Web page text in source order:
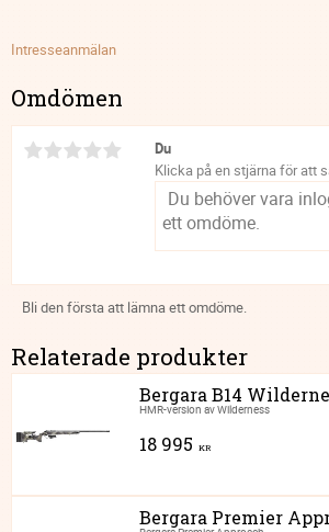
Intresseanmälan
Omdömen
Du
Klicka på en stjärna för att
Bli den första att lämna ett omdöme.
Relaterade produkter
Bergara B14
HMR-version av Wilderness
18 995 KR
Bergara Premier